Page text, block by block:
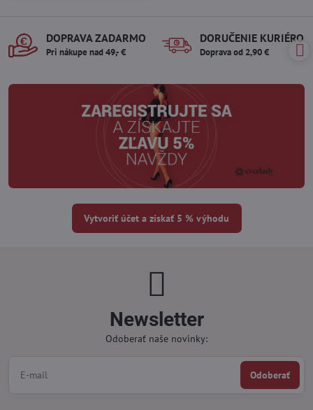
DOPRAVA ZADARMO
Pri nákupe nad 49,- €
DORUČENIE KURIÉROM
Doprava od 2,90 €
Vytvoriť účet a získať 5 % výhodu
Newsletter
Odoberať naše novinky:
Odoberať